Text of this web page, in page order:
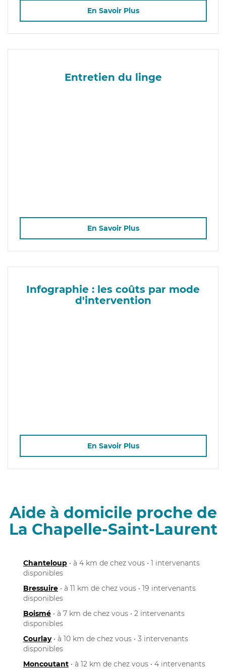
En Savoir Plus
Entretien du linge
En Savoir Plus
Infographie : les coûts par mode
d'intervention
En Savoir Plus
Aide à domicile proche de
La Chapelle-Saint-Laurent
Chanteloup • à 4 km de chez vous • 1 intervenants
disponibles
Bressuire • à 11 km de chez vous • 19 intervenants
disponibles
Boismé • à 7 km de chez vous • 2 intervenants
disponibles
Courlay• à 10 km de chez vous • 3 intervenants
disponibles
Moncoutant • à 12 km de chez vous • 4 intervenants